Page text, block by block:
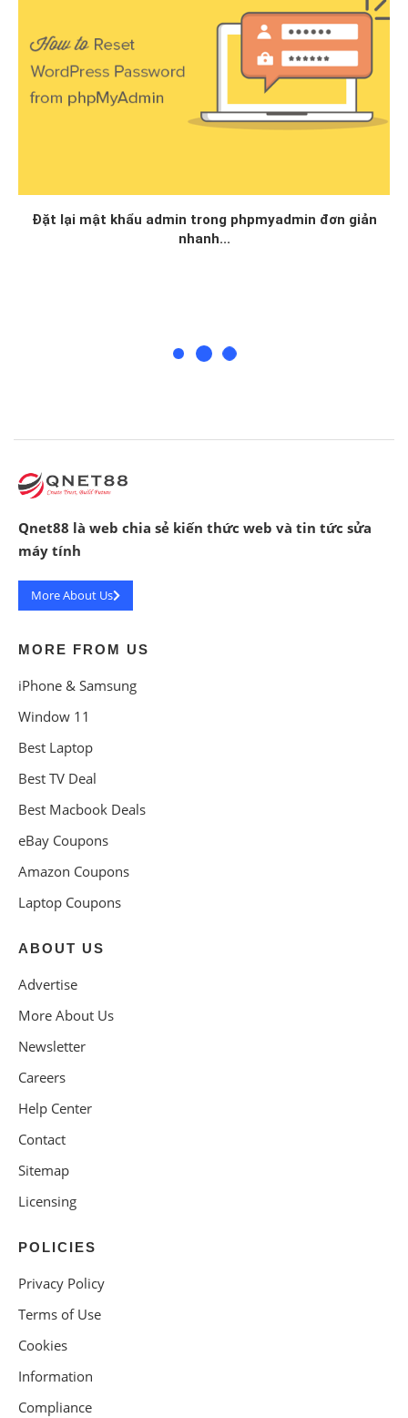
Đặt lại mật khẩu admin trong phpmyadmin đơn giản
nhanh...
Qnet88 là web chia sẻ kiến thức web và tin tức sửa
máy tính
More About Us
MORE FROM US
iPhone & Samsung
Window 11
Best Laptop
Best TV Deal
Best Macbook Deals
eBay Coupons
Amazon Coupons
Laptop Coupons
ABOUT US
Advertise
More About Us
Newsletter
Careers
Help Center
Contact
Sitemap
Licensing
POLICIES
Privacy Policy
Terms of Use
Cookies
Information
Compliance